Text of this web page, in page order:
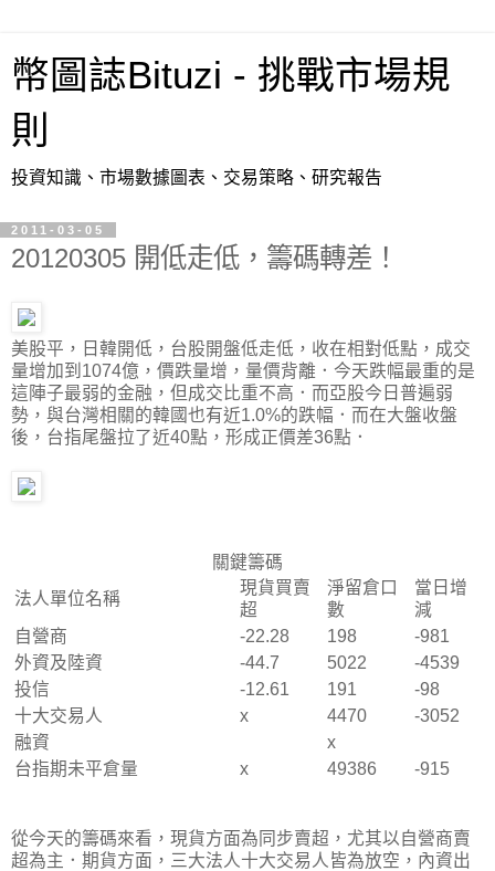
幣圖誌Bituzi - 挑戰市場規
則
投資知識、市場數據圖表、交易策略、研究報告
2011-03-05
20120305 開低走低，籌碼轉差！
美股平，日韓開低，台股開盤低走低，收在相對低點，成交
量增加到1074億，價跌量增，量價背離．今天跌幅最重的是
這陣子最弱的金融，但成交比重不高．而亞股今日普遍弱
勢，與台灣相關的韓國也有近1.0%的跌幅．而在大盤收盤
後，台指尾盤拉了近40點，形成正價差36點．
關鍵籌碼
法人單位名稱
現貨買賣
超
淨留倉口
數
當日增
減
自營商
-22.28 198
-981
外資及陸資
-44.7 5022
-4539
投信
-12.61 191
-98
十大交易人
x 4470
-3052
融資
x
台指期未平倉量
x 49386 -915
從今天的籌碼來看，現貨方面為同步賣超，尤其以自營商賣
超為主．期貨方面，三大法人十大交易人皆為放空，內資出